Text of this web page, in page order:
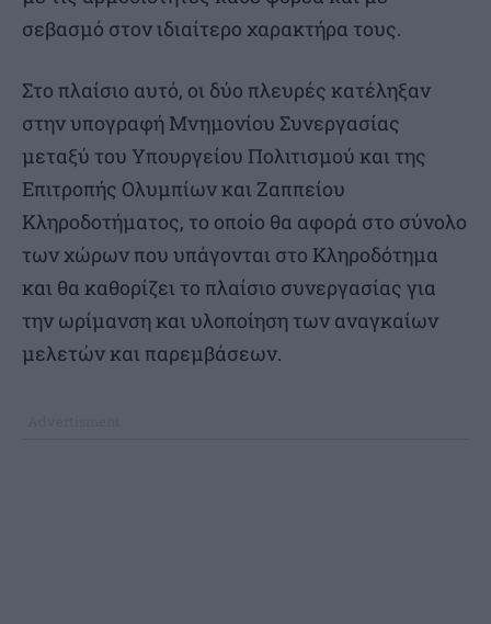
σεβασμό στον ιδιαίτερο χαρακτήρα τους.
Στο πλαίσιο αυτό, οι δύο πλευρές κατέληξαν
στην υπογραφή Μνημονίου Συνεργασίας
μεταξύ του Υπουργείου Πολιτισμού και της
Επιτροπής Ολυμπίων και Ζαππείου
Κληροδοτήματος, το οποίο θα αφορά στο σύνολο
των χώρων που υπάγονται στο Κληροδότημα
και θα καθορίζει το πλαίσιο συνεργασίας για
την ωρίμανση και υλοποίηση των αναγκαίων
μελετών και παρεμβάσεων.